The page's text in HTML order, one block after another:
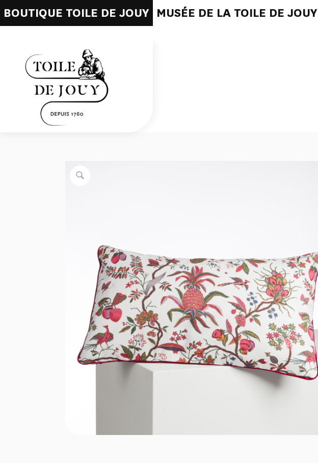
BOUTIQUE TOILE DE JOUY MUSÉE DE LA TOILE DE JOUY